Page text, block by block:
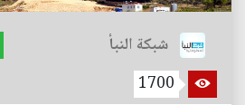
شبكة النبأ
1700